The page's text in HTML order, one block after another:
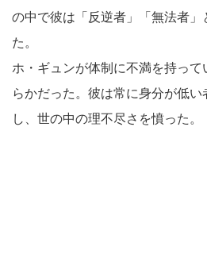
の中で彼は「反逆者」「無法者」
た。
ホ・ギュンが体制に不満を持っ
らかだった。彼は常に身分が低
し、世の中の理不尽さを憤った。